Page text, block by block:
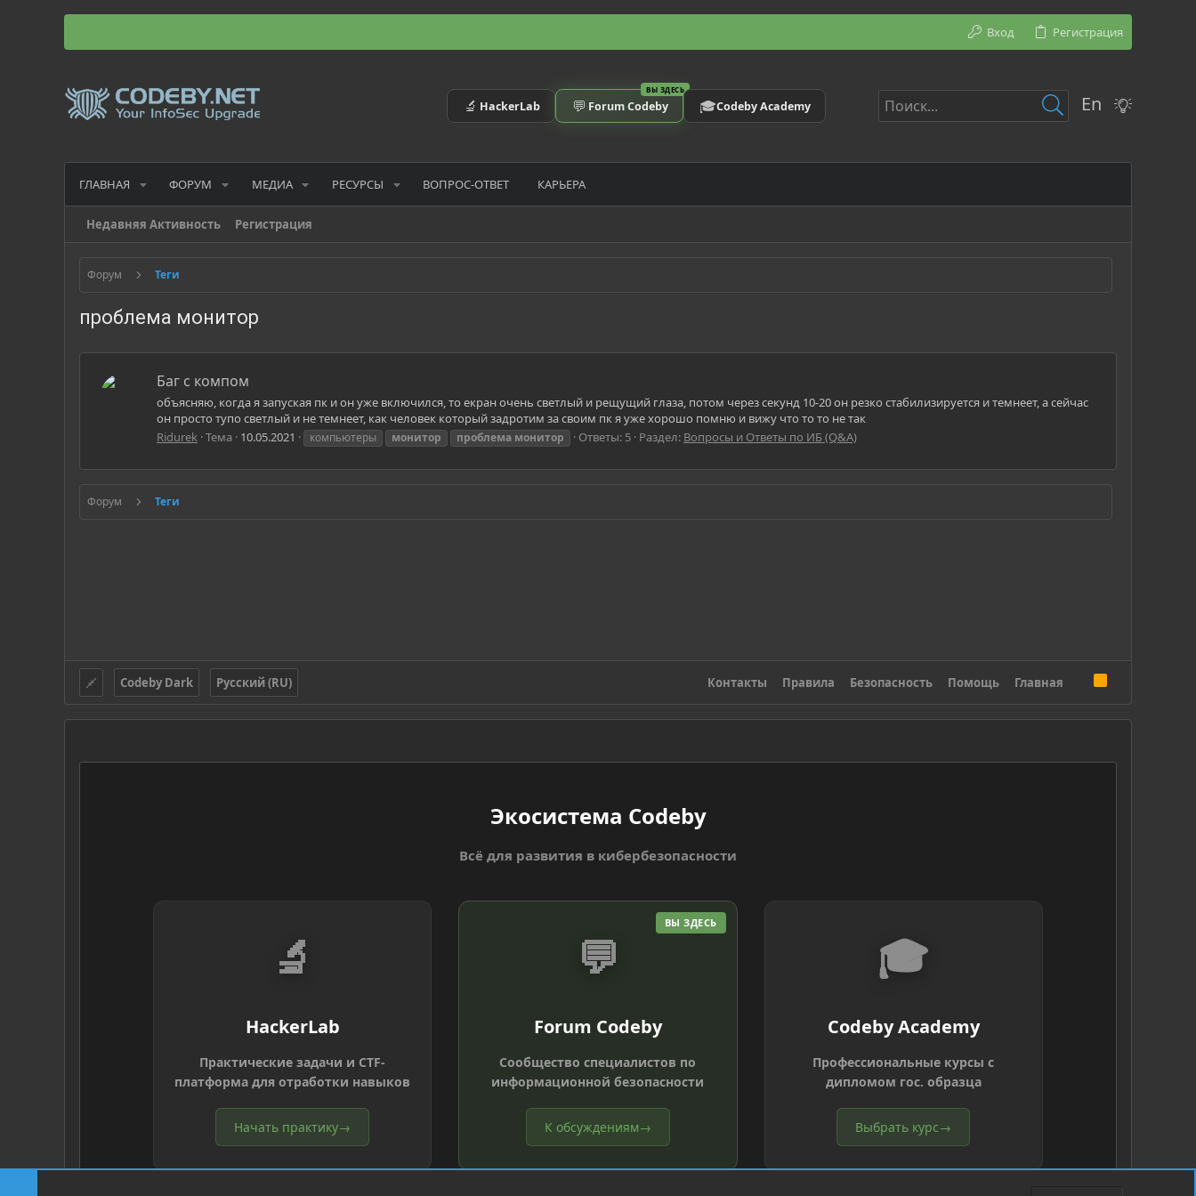
Вход Регистрация
🔬 HackerLab
ВЫ ЗДЕСЬ
💬 Forum Codeby 🎓Codeby Academy En
ГЛАВНАЯ ФОРУМ МЕДИА РЕСУРСЫ ВОПРОС-ОТВЕТ КАРЬЕРА
Недавняя Активность Регистрация
Форум Теги
проблема монитор
Баг с компом
объясняю, когда я запуская пк и он уже включился, то екран очень светлый и рещущий глаза, потом через секунд 10-20 он резко стабилизируется и темнеет, а сейчас
он просто тупо светлый и не темнеет, как человек который задротим за своим пк я уже хорошо помню и вижу что то то не так
Ridurek Тема 10.05.2021 компьютеры монитор проблема монитор Ответы: 5 Раздел: Вопросы и Ответы по ИБ (Q&A)
Форум Теги
Codeby Dark Русский (RU) Контакты Правила Безопасность Помощь Главная
S
Экосистема Codeby
Всё для развития в кибербезопасности
🔬
HackerLab
Практические задачи и CTF-
платформа для отработки навыков
Начать практику→
ВЫ ЗДЕСЬ
💬
Forum Codeby
Сообщество специалистов по
информационной безопасности
К обсуждениям→
🎓
Codeby Academy
Профессиональные курсы с
дипломом гос. образца
Выбрать курс→